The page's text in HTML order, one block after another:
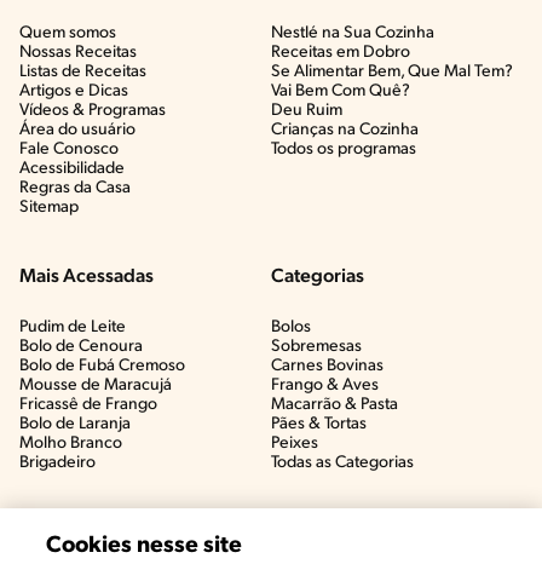
Quem somos
Nossas Receitas
Listas de Receitas​
Artigos e Dicas​
Vídeos & Programas​
Área do usuário
Fale Conosco
Acessibilidade
Regras da Casa
Sitemap
Nestlé na Sua Cozinha
Receitas em Dobro
Se Alimentar Bem, Que Mal Tem?​
Vai Bem Com Quê?​
Deu Ruim​
Crianças na Cozinha​
Todos os programas
Mais Acessadas
Pudim de Leite
Bolo de Cenoura
Bolo de Fubá Cremoso
Mousse de Maracujá
Fricassê de Frango
Bolo de Laranja
Molho Branco
Brigadeiro
Categorias
Bolos
Sobremesas
Carnes Bovinas​
Frango & Aves​
Macarrão & Pasta​
Pães & Tortas​
Peixes
Todas as Categorias
Cookies nesse site